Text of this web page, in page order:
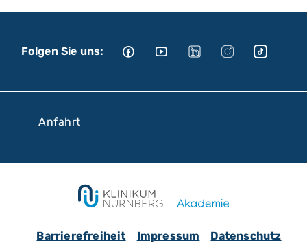
Folgen Sie uns:
Anfahrt
Barrierefreiheit Impressum Datenschutz